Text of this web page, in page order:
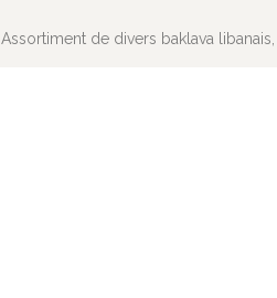
Assortiment de divers baklava